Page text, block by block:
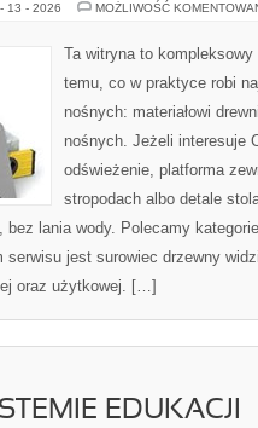
13 - 2026 MOŻLIWOŚĆ
Ta witryna to
temu, co w praktyce robi
nośnych: materiałowi
nośnych. Jeżeli interesuje
odświeżenie, platforma
stropodach albo detale
bez lania wody. Polecamy
serwisu jest surowiec drzewny
oraz użytkowej. […]
EDUKACJI